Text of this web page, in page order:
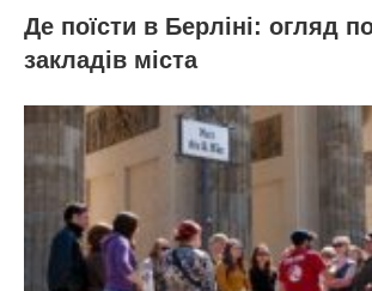
Де поїсти в Берліні: огляд
закладів міста